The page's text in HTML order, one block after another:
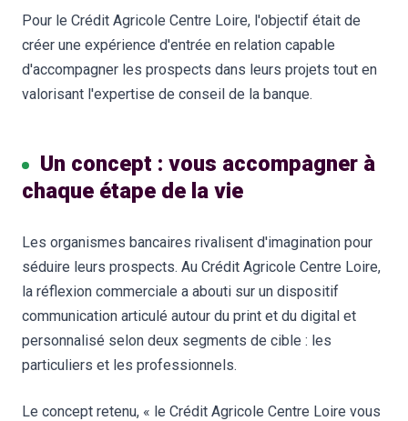
Pour le Crédit Agricole Centre Loire, l'objectif était de
créer une expérience d'entrée en relation capable
d'accompagner les prospects dans leurs projets tout en
valorisant l'expertise de conseil de la banque.
Un concept : vous accompagner à
chaque étape de la vie
Les organismes bancaires rivalisent d'imagination pour
séduire leurs prospects. Au Crédit Agricole Centre Loire,
la réflexion commerciale a abouti sur un dispositif
communication articulé autour du print et du digital et
personnalisé selon deux segments de cible : les
particuliers et les professionnels.
Le concept retenu, « le Crédit Agricole Centre Loire vous